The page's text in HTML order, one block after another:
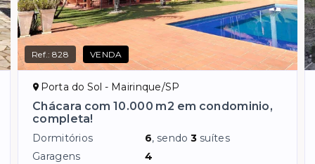
Ref.:828 VENDA
Porta do Sol - Mairinque/SP
Chácara com 10.000 m2 em condominio,
completa!
Dormitórios 6, sendo3 suítes
Garagens
4